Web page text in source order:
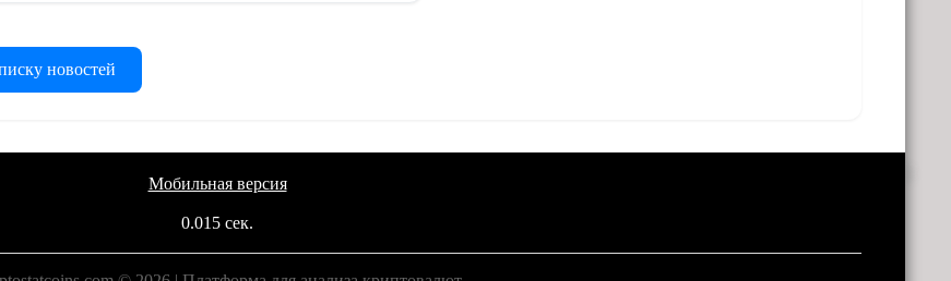
новостей
Мобильная версия
0.015 сек.